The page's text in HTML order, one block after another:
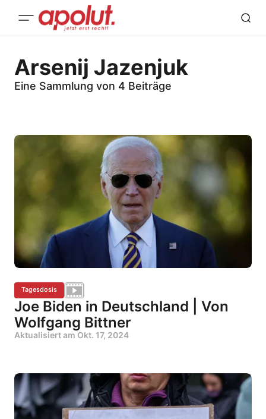
Arsenij Jazenjuk
Eine Sammlung von 4 Beiträge
Tagesdosis
Joe Biden in Deutschland | Von
Wolfgang Bittner
Aktualisiert am Okt. 17, 2024